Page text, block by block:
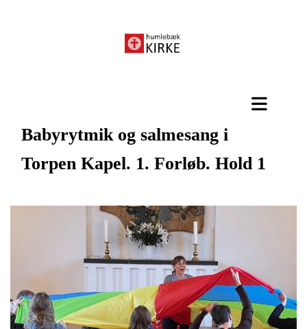
Babyrytmik og salmesang i
Torpen Kapel. 1. Forløb. Hold 1